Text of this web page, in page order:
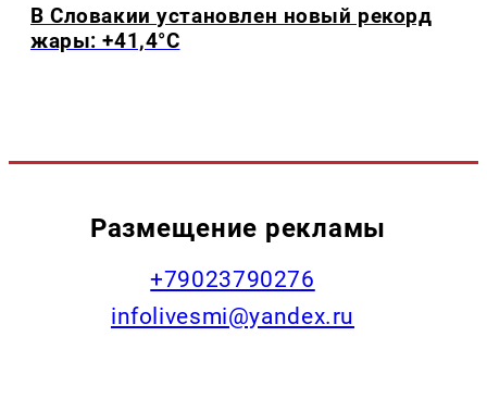
В Словакии установлен новый рекорд
жары: +41,4°С
Размещение рекламы
+79023790276
infolivesmi@yandex.ru